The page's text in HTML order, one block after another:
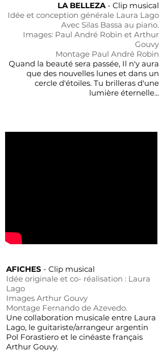
LA BELLEZA- Clip musical
Idée et conception générale Laura Lago
Avec Silas Bassa au piano.
Images: Paul André Robin et Arthur
Gouvy
Montage Paul André Robin
Quand la beauté sera passée, Il n'y aura
que des nouvelles lunes et dans un
cercle d'étoiles. Tu brilleras d'une
lumière éternelle...
AFICHES - Clip musical
Idée originale et co- réalisation : Laura
Lago
Images Arthur Gouvy
Montage Fernando de Azevedo.
Une collaboration musicale entre Laura
Lago, le guitariste/arrangeur argentin
Pol Forastiero et le cinéaste français
Arthur Gouvy.